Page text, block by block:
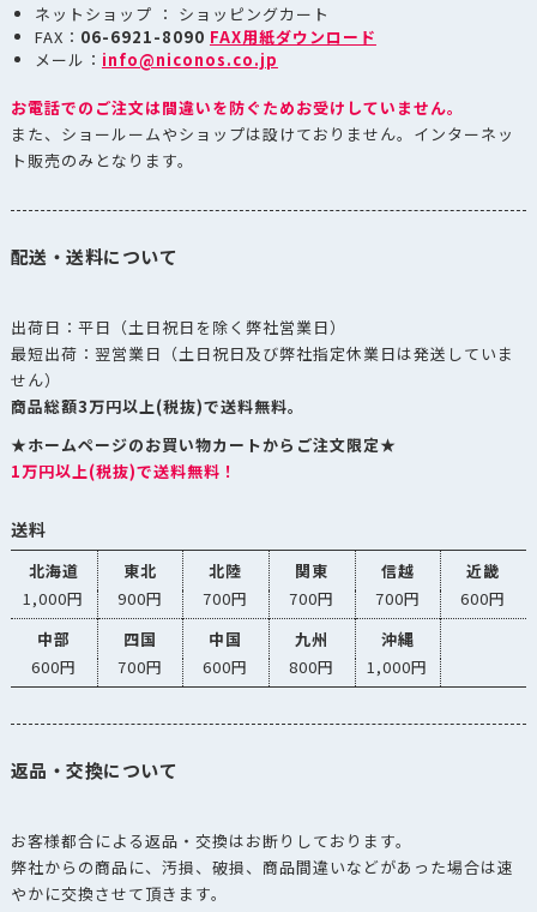
ネットショップ ： ショッピングカート
FAX： 06-6921-8090 FAX用紙ダウンロード
メール： info@niconos.co.jp
お電話でのご注文は間違いを防ぐためお受けしていません。
また、ショールームやショップは設けておりません。インターネッ
ト販売のみとなります。
配送・送料について
出荷日：平日（土日祝日を除く弊社営業日）
最短出荷：翌営業日（土日祝日及び弊社指定休業日は発送していま
せん）
商品総額3万円以上(税抜)で送料無料。
★ホームページのお買い物カートからご注文限定★
1万円以上(税抜)で送料無料！
送料
北海道 東北 北陸 関東 信越
近畿
1,000円
900円 700円 700円 700円
600円
中部
四国 中国 九州
沖縄
600円
700円 600円 800円 1,000円
返品・交換について
お客様都合による返品・交換はお断りしております。
弊社からの商品に、汚損、破損、商品間違いなどがあった場合は速
やかに交換させて頂きます。